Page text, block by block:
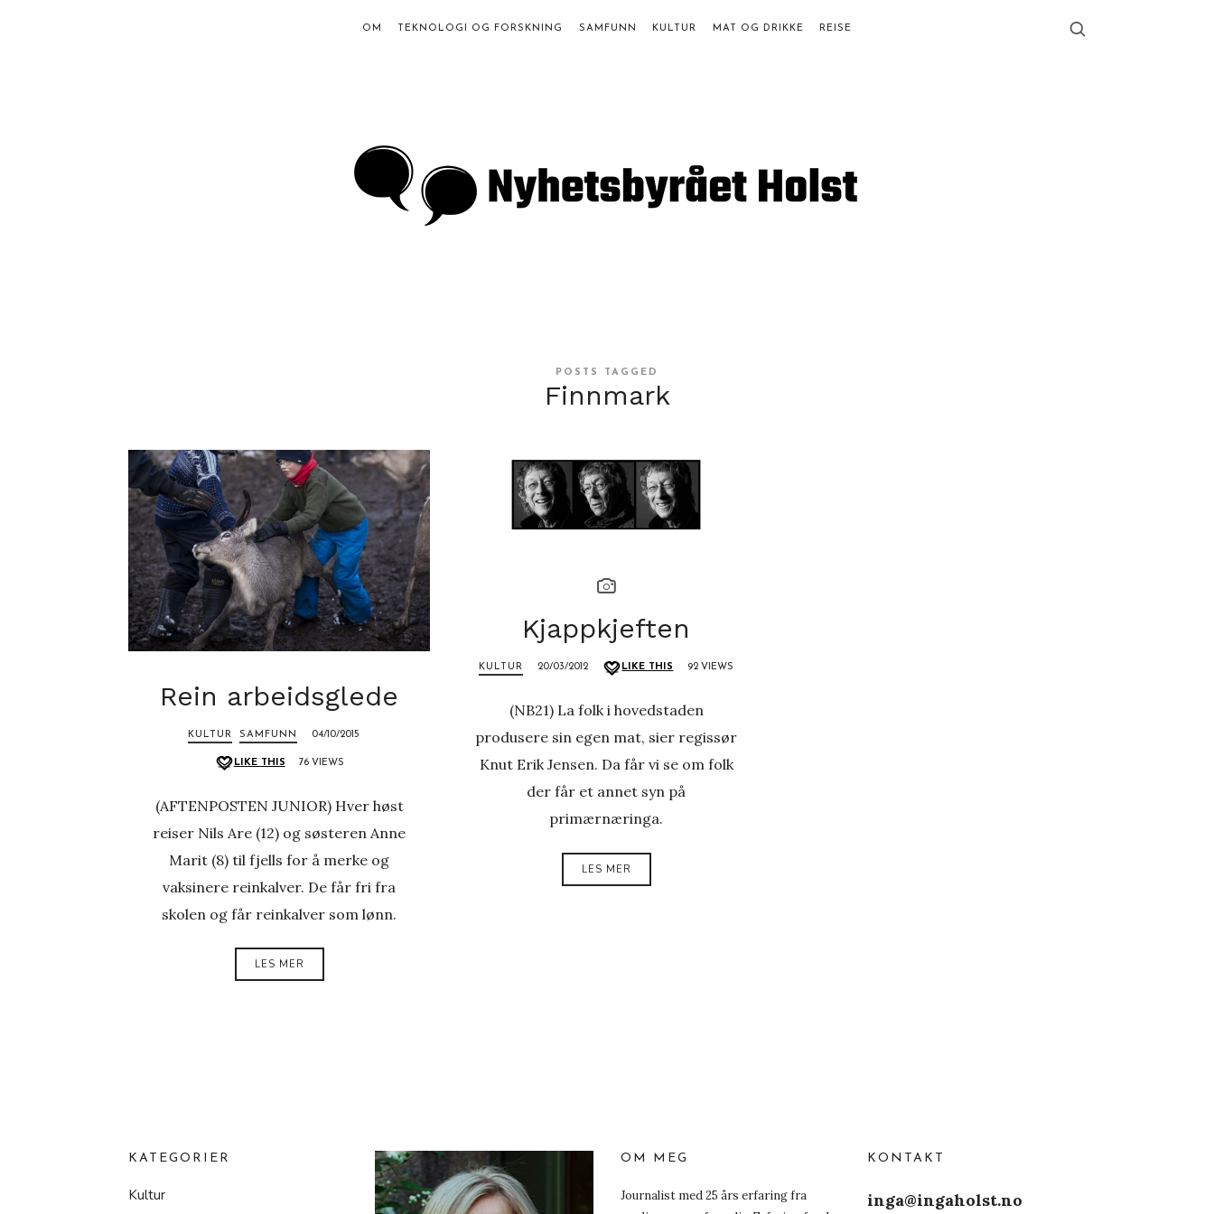
Holst
OM TEKNOLOGI OG FORSKNING SAMFUNN KULTUR MAT OG DRIKKE REISE
POSTS TAGGED
Finnmark
Rein arbeidsglede
KULTUR SAMFUNN 04/10/2015
LIKE THIS 76 VIEWS
(AFTENPOSTEN JUNIOR) Hver høst
reiser Nils Are (12) og søsteren Anne
Marit (8) til fjells for å merke og
vaksinere reinkalver. De får fri fra
skolen og får reinkalver som lønn.
LES MER
Kjappkjeften
KULTUR 20/03/2012 LIKE THIS 92 VIEWS
(NB21) La folk i hovedstaden
produsere sin egen mat, sier regissør
Knut Erik Jensen. Da får vi se om folk
der får et annet syn på
primærnæringa.
LES MER
KATEGORIER
Kultur
OM MEG
Journalist med 25 års erfaring fra
KONTAKT
inga@ingaholst.no